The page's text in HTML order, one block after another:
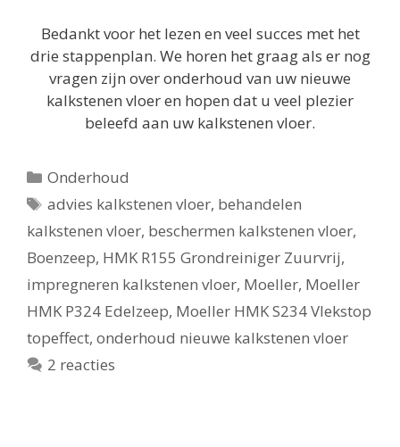
Bedankt voor het lezen en veel succes met het
drie stappenplan. We horen het graag als er nog
vragen zijn over onderhoud van uw nieuwe
kalkstenen vloer en hopen dat u veel plezier
beleefd aan uw kalkstenen vloer.
Categorieën
Onderhoud
Tags
advies kalkstenen vloer, behandelen
kalkstenen vloer, beschermen kalkstenen vloer,
Boenzeep, HMK R155 Grondreiniger Zuurvrij,
impregneren kalkstenen vloer, Moeller, Moeller
HMK P324 Edelzeep, Moeller HMK S234 Vlekstop
topeffect, onderhoud nieuwe kalkstenen vloer
2 reacties